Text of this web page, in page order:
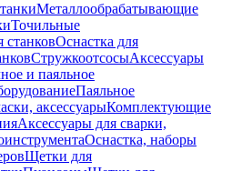
Металлообрабатывающие
Точильные
Оснастка для
СтружкоотсосыАксессуары
и паяльное
Паяльное
аксессуарыКомплектующие
Аксессуары для сварки,
Оснастка, наборы
Щетки для